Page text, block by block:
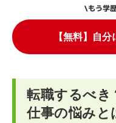
\もう学
【無料】自
転職するべき
仕事の悩みと